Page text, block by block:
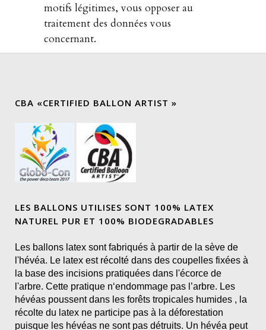
motifs légitimes, vous opposer au
traitement des données vous
concernant.
CBA «CERTIFIED BALLON ARTIST »
LES BALLONS UTILISES SONT 100% LATEX
NATUREL PUR ET 100% BIODEGRADABLES
Les ballons latex sont fabriqués à partir de la sève de
l'hévéa. Le latex est récolté dans des coupelles fixées à
la base des incisions pratiquées dans l'écorce de
l'arbre. Cette pratique n‘endommage pas l’arbre. Les
hévéas poussent dans les forêts tropicales humides , la
récolte du latex ne participe pas à la déforestation
puisque les hévéas ne sont pas détruits. Un hévéa peut